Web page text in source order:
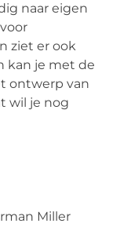
naar eigen
ziet er ook
kan je met de
ontwerp van
wil je nog
Miller